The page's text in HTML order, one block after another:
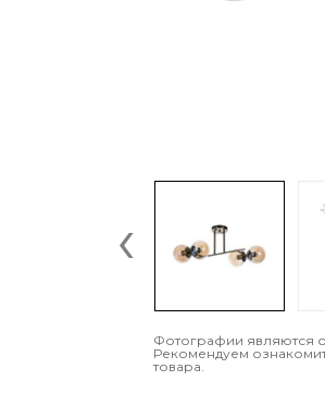
‹
Фотографии являются
Рекомендуем
товара.